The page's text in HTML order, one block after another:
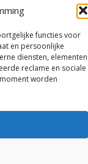
functies voor
en persoonlijke
diensten, elementen
reclame en sociale
worden
,Waverveen
De Kwakel.